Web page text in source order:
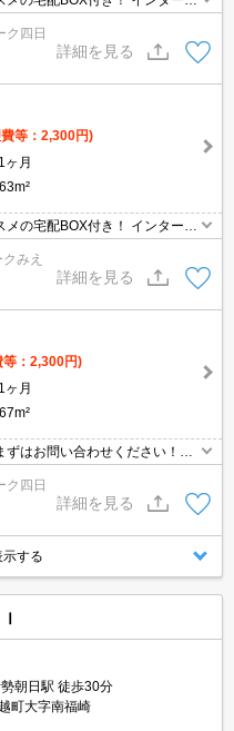
不要でご利用いただけます♪私
もおすすめですよ♪
ク四日
詳細を見る
等：2,300円)
1ヶ月
の宅配BOX付き！ インターネ
不要でご利用いただけます♪私
もおすすめですよ♪
みえ
詳細を見る
等：2,300円)
1ヶ月
はお問い合わせください！オ
能です。 ネット無料物件は節約
気にせず無料でネットが利用
フォンやオンラインで利用でき
ます♪
ク四日
詳細を見る
する
朝日駅 徒歩30分
町大字南福崎